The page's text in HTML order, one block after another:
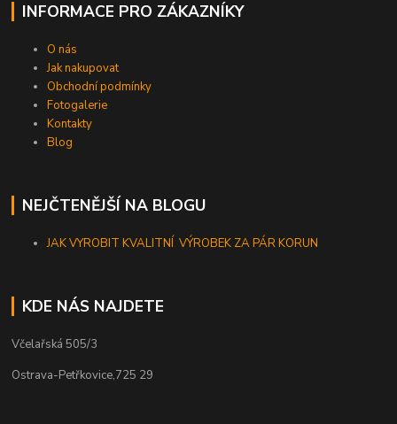
INFORMACE PRO ZÁKAZNÍKY
O nás
Jak nakupovat
Obchodní podmínky
Fotogalerie
Kontakty
Blog
NEJČTENĚJŠÍ NA BLOGU
JAK VYROBIT KVALITNÍ VÝROBEK ZA PÁR KORUN
KDE NÁS NAJDETE
Včelařská 505/3
Ostrava-Petřkovice,725 29